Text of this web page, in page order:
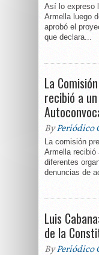
Así lo expreso
Armella luego
aprobó el
que declara...
La
recibió a
ByPeriódico
La comisión
Armella recibió
diferentes
denuncias de
Luis
de la
ByPeriódico